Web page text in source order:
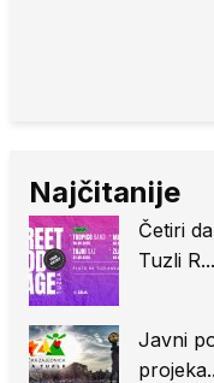
Najčitanije
Četiri
Tuzli R...
Javni